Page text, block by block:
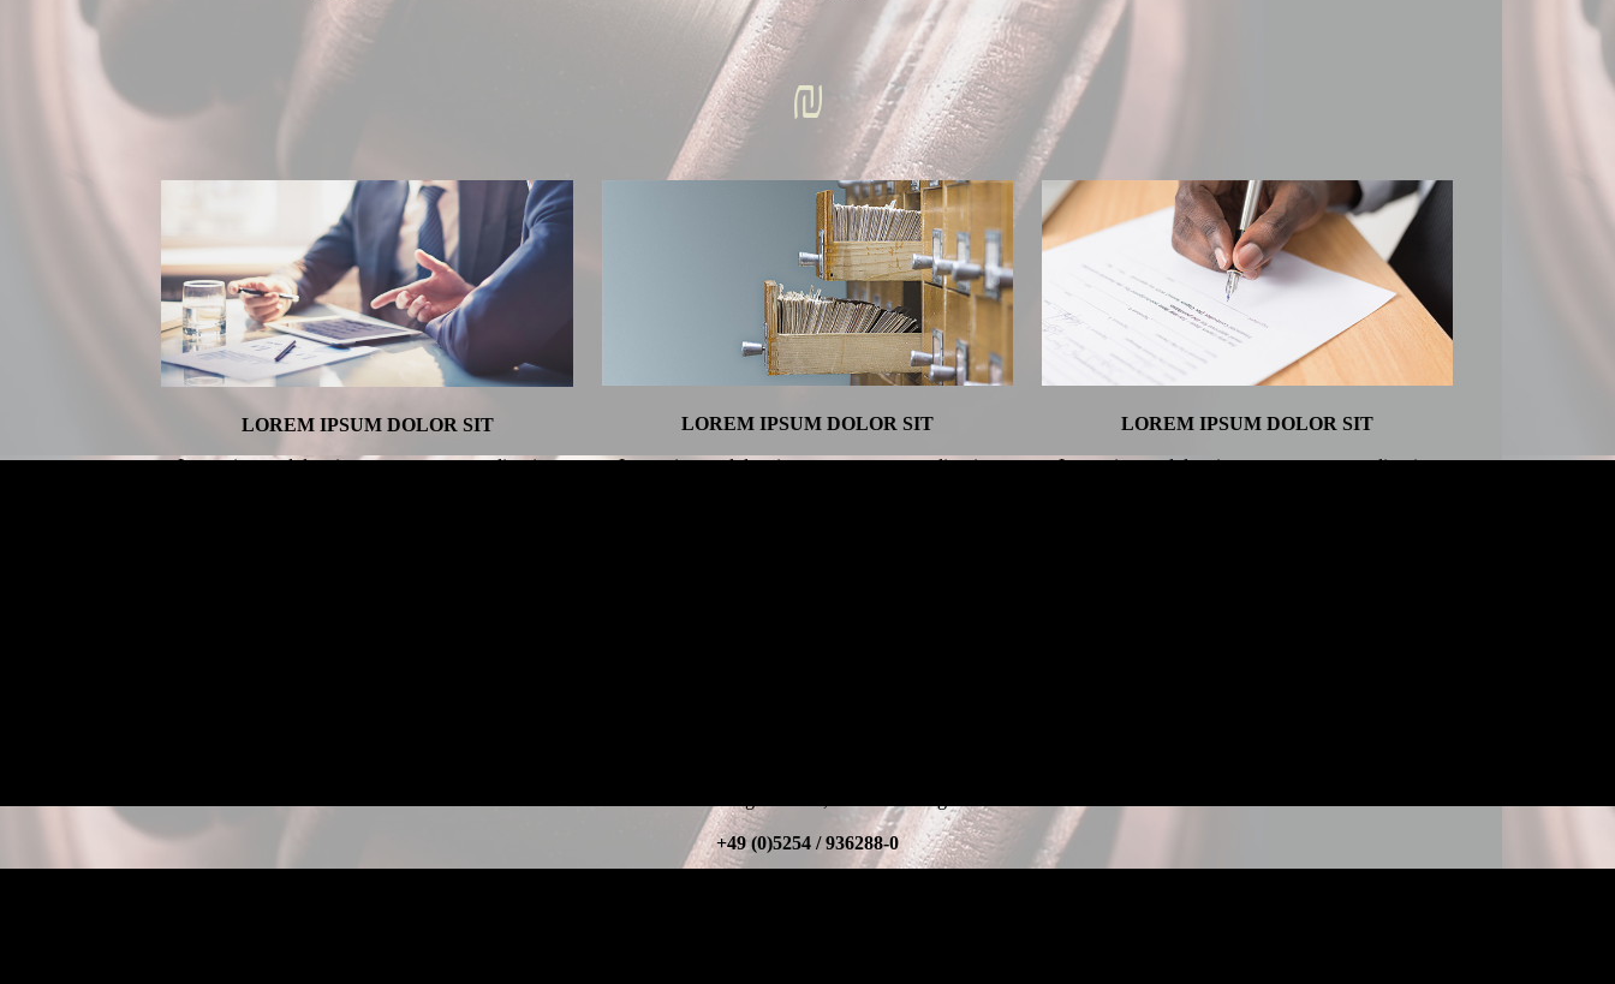
₪
LOREM IPSUM DOLOR SIT
Lorem ipsum dolor sit amet, consetetur sadipscing
LOREM IPSUM DOLOR SIT
Lorem ipsum dolor sit amet, consetetur sadipscing
LOREM IPSUM DOLOR SIT
Lorem ipsum dolor sit amet, consetetur sadipscing
+49 (0)5254 / 936288-0